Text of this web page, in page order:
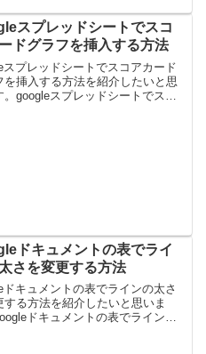
イフに関する疑問を完全に解決
日の業務負担を劇的に軽減しまし
スプレッドシートでスコ
ドグラフを挿入する方法
スプレッドシートでスコアカード
を挿入する方法を紹介したいと思
。googleスプレッドシートでスコ
ドキュメントの表でライ
さを変更する方法
ドキュメントの表でラインの太さ
する方法を紹介したいと思いま
ドキュメントの表でラインの